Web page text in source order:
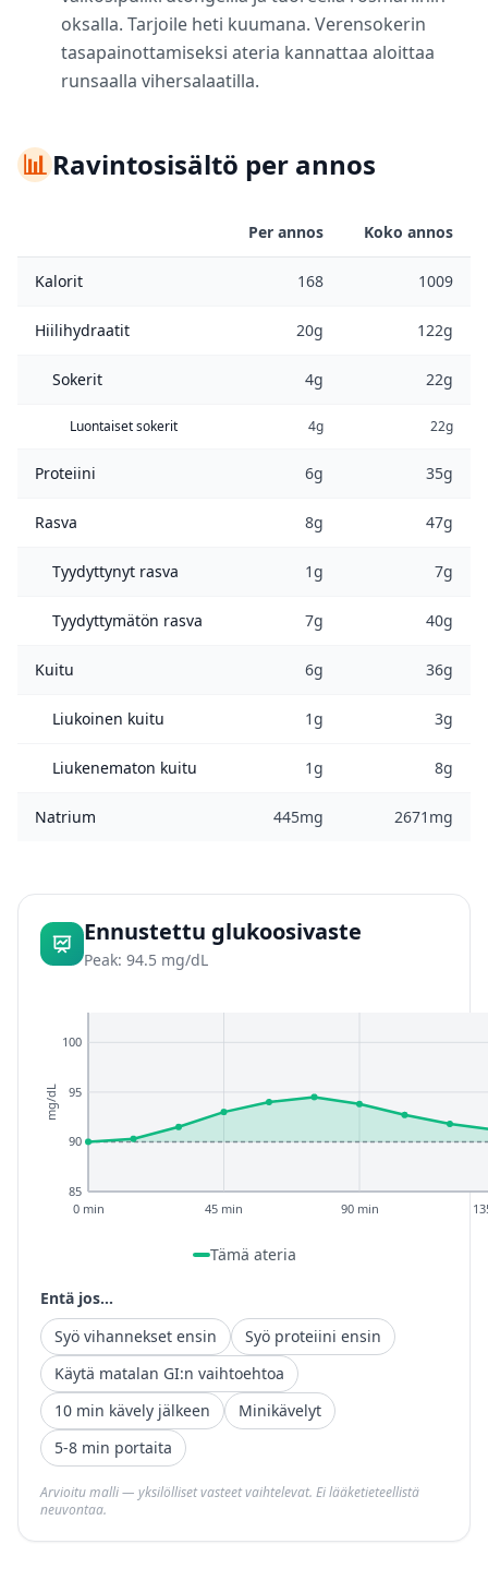
oksalla. Tarjoile heti kuumana. Verensokerin
tasapainottamiseksi ateria kannattaa aloittaa
runsaalla vihersalaatilla.
📊Ravintosisältö per annos
Per annos Koko annos
Kalorit 168 1009
Hiilihydraatit 20g 122g
Sokerit 4g 22g
Luontaiset sokerit 4g 22g
Proteiini 6g 35g
Rasva 8g 47g
Tyydyttynyt rasva 1g 7g
Tyydyttymätön rasva 7g 40g
Kuitu 6g 36g
Liukoinen kuitu 1g 3g
Liukenematon kuitu 1g 8g
Natrium 445mg 2671mg
Ennustettu glukoosivaste
Peak: 94.5 mg/dL
85
90
95
100
0 min 45 min 90 min
mg/dL
Tämä ateria
Entä jos...
Syö vihannekset ensin
Syö proteiini ensin
Käytä matalan GI:n vaihtoehtoa
10 min kävely jälkeen
Minikävelyt
5-8 min portaita
Arvioitu malli — yksilölliset vasteet vaihtelevat. Ei lääketieteellistä
neuvontaa.